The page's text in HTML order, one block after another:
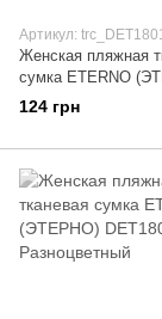
Артикул:
Женская пляжная
сумка ETERNO
DET1801-4
124 грн